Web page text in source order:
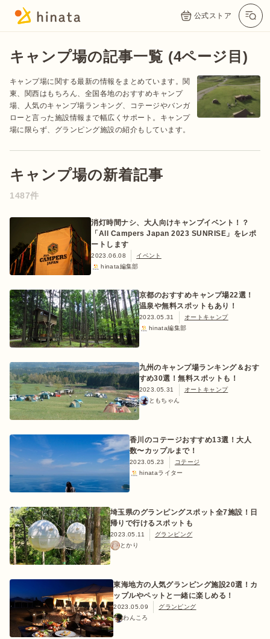
公式ストア
キャンプ場の記事一覧 (4ページ目)
キャンプ場に関する最新の情報をまとめています。関
東、関西はもちろん、全国各地のおすすめキャンプ
場、人気のキャンプ場ランキング、コテージやバンガ
ローと言った施設情報まで幅広くサポート。キャンプ
場に限らず、グランピング施設の紹介もしています。
キャンプ場の新着記事
1487件
消灯時間ナシ、大人向けキャンプイベント！？
「All Campers Japan 2023 SUNRISE」をレポ
ートします
2023.06.08
イベント
hinata編集部
京都のおすすめキャンプ場22選！
温泉や無料スポットもあり！
2023.05.31
オートキャンプ
hinata編集部
九州のキャンプ場ランキング＆おす
すめ30選！無料スポットも！
2023.05.31
オートキャンプ
ともちゃん
香川のコテージおすすめ13選！大人
数〜カップルまで！
2023.05.23
コテージ
hinataライター
埼玉県のグランピングスポット全7施設！日
帰りで行けるスポットも
2023.05.11
グランピング
とかり
東海地方の人気グランピング施設20選！カ
ップルやペットと一緒に楽しめる！
2023.05.09
グランピング
わんころ
公式App Twitter Instagram
公式オンラインストア
おすすめ特集
キャンプ用品
キャンプ場
料理
how to
初めての方
ログイン/会員登録